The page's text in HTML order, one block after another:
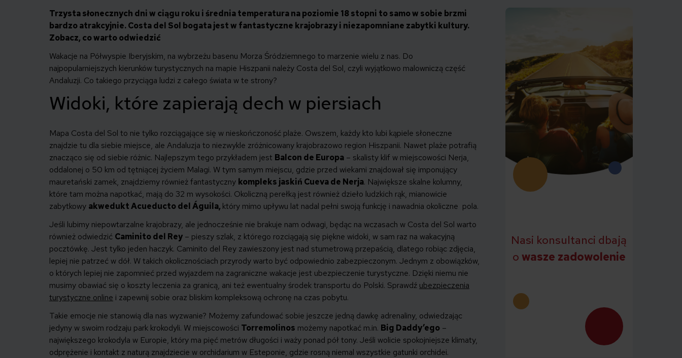
Trzysta słonecznych dni w ciągu roku i średnia temperatura na poziomie 18 stopni to samo w sobie brzmi
bardzo atrakcyjnie. Costa del Sol bogata jest w fantastyczne krajobrazy i niezapomniane zabytki kultury.
Zobacz, co warto odwiedzić
Wakacje na Półwyspie Iberyjskim, na wybrzeżu basenu Morza Śródziemnego to marzenie wielu z nas. Do
najpopularniejszych kierunków turystycznych na mapie Hiszpanii należy Costa del Sol, czyli wyjątkowo malowniczą część
Andaluzji. Co takiego przyciąga ludzi z całego świata w te strony?
Widoki, które zapierają dech w piersiach
Mapa Costa del Sol to nie tylko rozciągające się w nieskończoność plaże. Owszem, każdy kto lubi kąpiele słoneczne
znajdzie tu dla siebie miejsce, ale Andaluzja to niezwykle zróżnicowany krajobrazowo region Hiszpanii. Nawet plaże potrafią
znacząco się od siebie różnic. Najlepszym tego przykładem jest Balcon de Europa – skalisty klif w miejscowości Nerja,
oddalonej o 50 km od tętniącej życiem Malagi. W tym samym miejscu, gdzie przed wiekami znajdował się imponujący
mauretański zamek, znajdziemy również fantastyczny kompleks jaskiń Cueva de Nerja. Największe skalne kolumny,
które tam można napotkać, mają do 32 m wysokości. Okoliczną perełką jest również dzieło ludzkich rąk, mianowicie
zabytkowy akwedukt Acueducto del Águila,który mimo upływu lat nadal pełni swoją funkcję i nawadnia okoliczne pola.
Jeśli lubimy niepowtarzalne krajobrazy, ale jednocześnie nie brakuje nam odwagi, będąc na wczasach w Costa del Sol warto
również odwiedzić Caminito del Rey – pieszy szlak, z którego rozciągają się piękne widoki, w sam raz na wakacyjną
pocztówkę. Jest tylko jeden haczyk. Caminito del Rey zawieszony jest nad stumetrową przepaścią, dlatego robiąc zdjęcia,
lepiej nie patrzeć w dół. W takich okolicznościach przyrody warto być odpowiednio zabezpieczonym. Jednym z obowiązków,
o których lepiej nie zapomnieć przed wyjazdem na zagraniczne wakacje jest ubezpieczenie turystyczne. Dzięki niemu nie
musimy obawiać się o koszty leczenia za granicą, ani też ewentualny środek transportu do Polski. Sprawdź ubezpieczenia
turystyczne online i zapewnij sobie oraz bliskim kompleksową ochronę na czas pobytu.
Takie emocje nie stanowią dla nas wyzwanie? Możemy zafundować sobie jeszcze jedną dawkę adrenaliny, odwiedzając
jedyny w swoim rodzaju park krokodyli. W miejscowości Torremolinos możemy napotkać m.in. Big Daddy’ego –
największego krokodyla w Europie, który ma pięć metrów długości i waży ponad pół tony. Jeśli wolicie spokojniejsze klimaty,
odprężenie i kontakt z naturą znajdziecie w orchidarium w Esteponie, gdzie rosną niemal wszystkie gatunki orchidei.
Nasi konsultanci dbają
o wasze zadowolenie